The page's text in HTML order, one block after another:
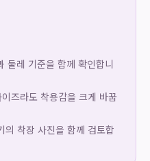
둘레 기준을 함께 확인합니
즈라도 착용감을 크게 바꿉
의 착장 사진을 함께 검토합